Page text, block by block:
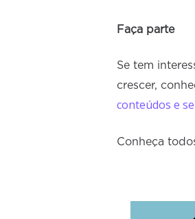
Faça parte
Se tem
crescer,
conteúdos e
Conheça